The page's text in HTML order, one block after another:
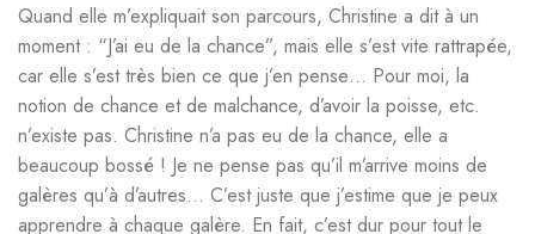
Quand elle m’expliquait son parcours, Christine a dit à un
moment : “J’ai eu de la chance”, mais elle s’est vite rattrapée,
car elle s’est très bien ce que j’en pense… Pour moi, la
notion de chance et de malchance, d’avoir la poisse, etc.
n’existe pas. Christine n’a pas eu de la chance, elle a
beaucoup bossé ! Je ne pense pas qu’il m’arrive moins de
galères qu’à d’autres… C’est juste que j’estime que je peux
apprendre à chaque galère. En fait, c’est dur pour tout le